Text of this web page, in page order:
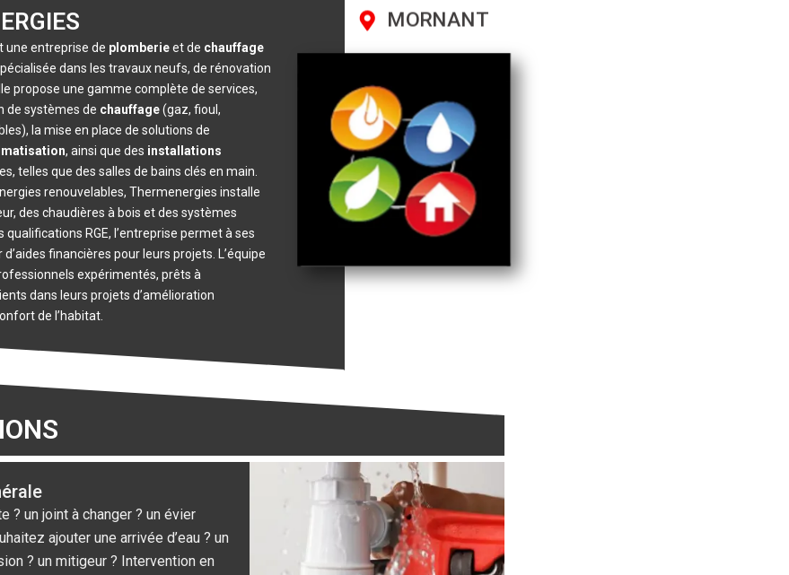
une entreprise de plomberieet de chauffage
dans les travaux neufs, de rénovation
propose une gamme complète de services,
de systèmes de chauffage(gaz, fioul,
la mise en place de solutions de
, ainsi que des installations
telles que des salles de bains clés en main.
renouvelables, Thermenergies installe
des chaudières à bois et des systèmes
qualifications RGE, l’entreprise permet à ses
financières pour leurs projets. L’équipe
expérimentés, prêts à
dans leurs projets d’amélioration
de l’habitat.
MORNANT
? un joint à changer ? un évier
ajouter une arrivée d’eau ? un
? un mitigeur ? Intervention en